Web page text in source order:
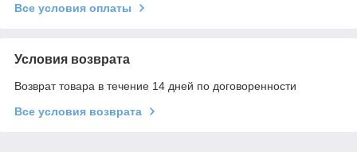
Все условия оплаты
Условия возврата
Возврат товара в течение 14 дней по договоренности
Все условия возврата